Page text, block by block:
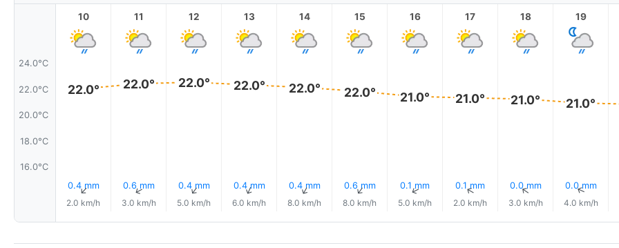
24.0°C
22.0°C
20.0°C
18.0°C
16.0°C
10
22.0°
0.4 mm
↑
2.0 km/h
11
22.0°
0.6 mm
↑
3.0 km/h
12
22.0°
0.4 mm
↑
5.0 km/h
13
22.0°
0.4 mm
↑
6.0 km/h
14
22.0°
0.4 mm
↑
8.0 km/h
15
22.0°
0.6 mm
↑
8.0 km/h
16
21.0°
0.1 mm
↑
5.0 km/h
17
21.0°
0.1 mm
↑
2.0 km/h
18
21.0°
0.0 mm
↑
3.0 km/h
19
21.0°
0.0 mm
↑
4.0 km/h